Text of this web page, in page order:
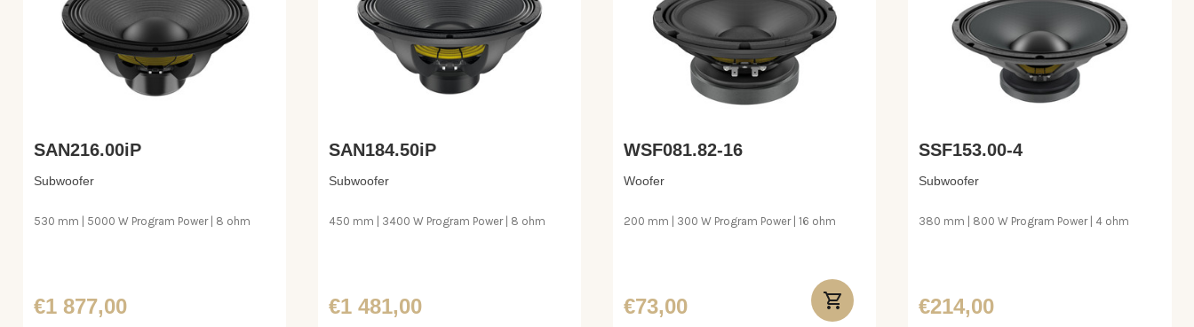
SAN216.00iP
Subwoofer
530 mm | 5000 W Program Power | 8 ohm
€1 877,00
SAN184.50iP
Subwoofer
450 mm | 3400 W Program Power | 8 ohm
€1 481,00
WSF081.82-16
Woofer
200 mm | 300 W Program Power | 16 ohm
€73,00
SSF153.00-4
Subwoofer
380 mm | 800 W Program Power | 4 ohm
€214,00